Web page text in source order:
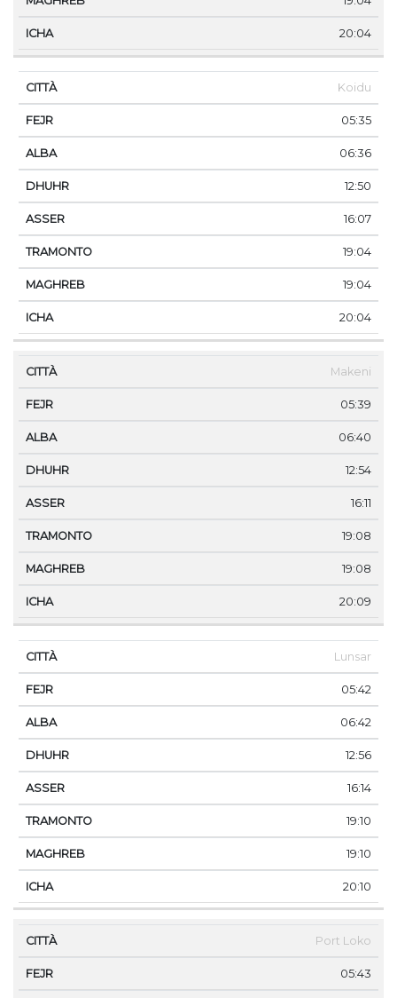
20:04
Koidu
05:35
06:36
12:50
16:07
19:04
19:04
20:04
Makeni
05:39
06:40
12:54
16:11
19:08
19:08
20:09
Lunsar
05:42
06:42
12:56
16:14
19:10
19:10
20:10
Port Loko
05:43